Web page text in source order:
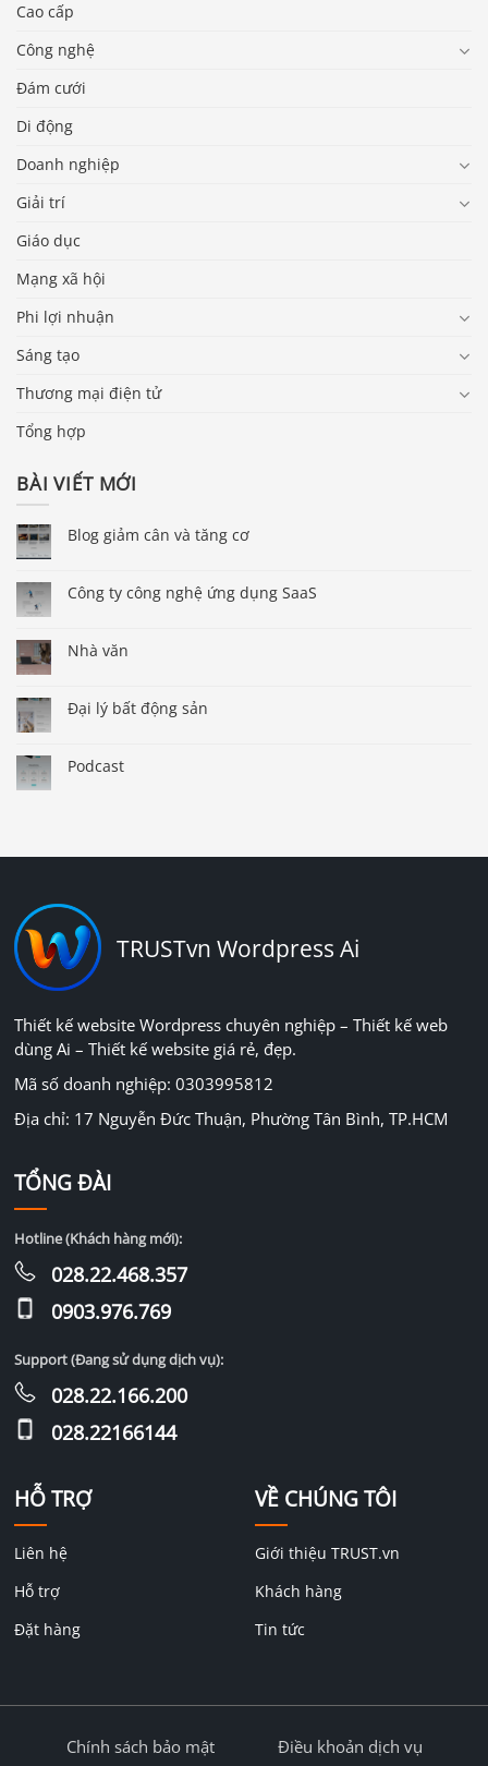
Cao cấp
Công nghệ
Đám cưới
Di động
Doanh nghiệp
Giải trí
Giáo dục
Mạng xã hội
Phi lợi nhuận
Sáng tạo
Thương mại điện tử
Tổng hợp
BÀI VIẾT MỚI
Blog giảm cân và tăng cơ
Công ty công nghệ ứng dụng SaaS
Nhà văn
Đại lý bất động sản
Podcast
TRUSTvn Wordpress Ai
Thiết kế website Wordpress chuyên nghiệp – Thiết kế web
dùng Ai – Thiết kế website giá rẻ, đẹp.
Mã số doanh nghiệp: 0303995812
Địa chỉ: 17 Nguyễn Đức Thuận, Phường Tân Bình, TP.HCM
HỖ TRỢ
Liên hệ
Hỗ trợ
Đặt hàng
VỀ CHÚNG TÔI
Giới thiệu TRUST.vn
Khách hàng
Tin tức
TỔNG ĐÀI
Hotline (Khách hàng mới):
028.22.468.357
0903.976.769
Support (Đang sử dụng dịch vụ):
028.22.166.200
028.22166144
Chính sách bảo mật Điều khoản dịch vụ